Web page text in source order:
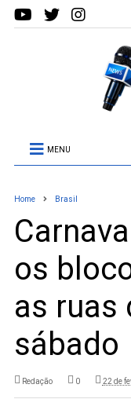
MENU
Home Brasil
os
as ruas
sábado
Redação 0 22 de